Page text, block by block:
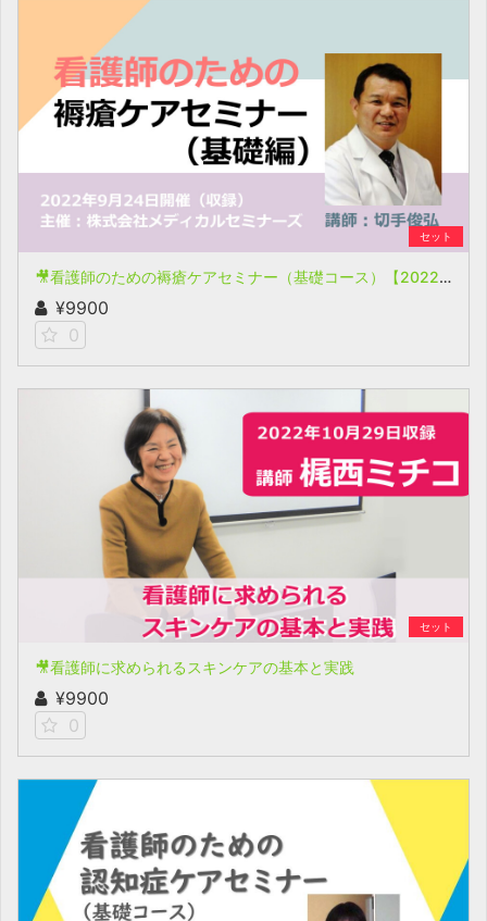
セット
🎥看護師のための褥瘡ケアセミナー（基礎コース）【2022年9月24日開催(収録)】
¥9900
0
セット
🎥看護師に求められるスキンケアの基本と実践
¥9900
0